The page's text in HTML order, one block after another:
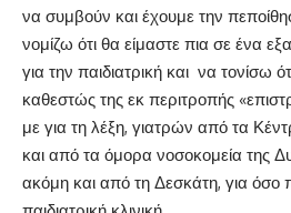
να συμβούν και έχουμε την
νομίζω ότι θα είμαστε πια σε ένα
για την παιδιατρική και να τονίσω
καθεστώς της εκ περιτροπής
με για τη λέξη, γιατρών από τα
και από τα όμορα νοσοκομεία της
ακόμη και από τη Δεσκάτη, για όσο